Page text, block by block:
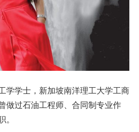
学学士，新加坡南洋理工大学工商
做过石油工程师、合同制专业作
。